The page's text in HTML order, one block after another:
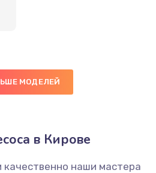
МОДЕЛЕЙ
в Кирове
качественно наши мастера